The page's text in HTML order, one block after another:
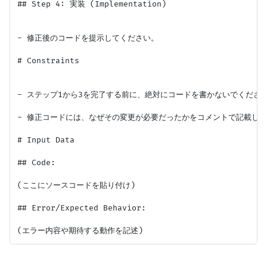
## Step 4: 実装 (Implementation)
- 修正後のコードを提示してください。
# Constraints
- ステップ1から3を完了する前に、絶対にコードを書かないでくださ
- 修正コードには、なぜその変更が必要だったかをコメントで記載し
# Input Data
## Code:
(ここにソースコードを貼り付け)
## Error/Expected Behavior: